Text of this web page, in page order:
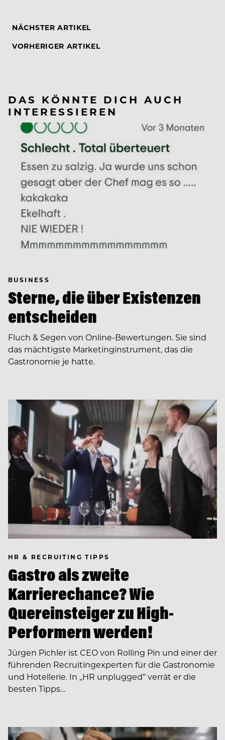
NÄCHSTER ARTIKEL
VORHERIGER ARTIKEL
DAS KÖNNTE DICH AUCH
INTERESSIEREN
BUSINESS
Sterne, die über Existenzen
entscheiden
Fluch & Segen von Online-Bewertungen. Sie sind
das mächtigste Marketinginstrument, das die
Gastronomie je hatte.
HR & RECRUITING TIPPS
Gastro als zweite
Karrierechance? Wie
Quereinsteiger zu High-
Performern werden!
Jürgen Pichler ist CEO von Rolling Pin und einer der
führenden Recruiting­experten für die Gastronomie
und Hotellerie. In ­­„HR unplugged“ verrät er die
besten Tipps…